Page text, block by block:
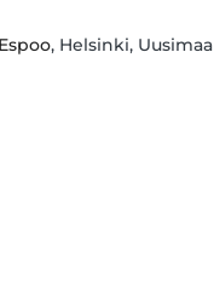
, Helsinki, Uusimaa